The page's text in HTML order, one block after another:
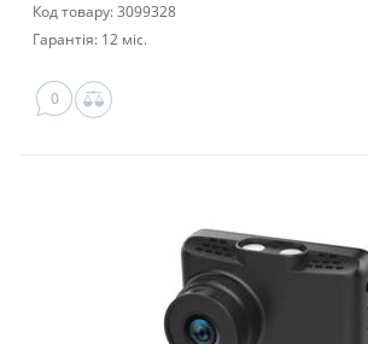
Код товару: 3099328
Гарантія: 12 міс.
0